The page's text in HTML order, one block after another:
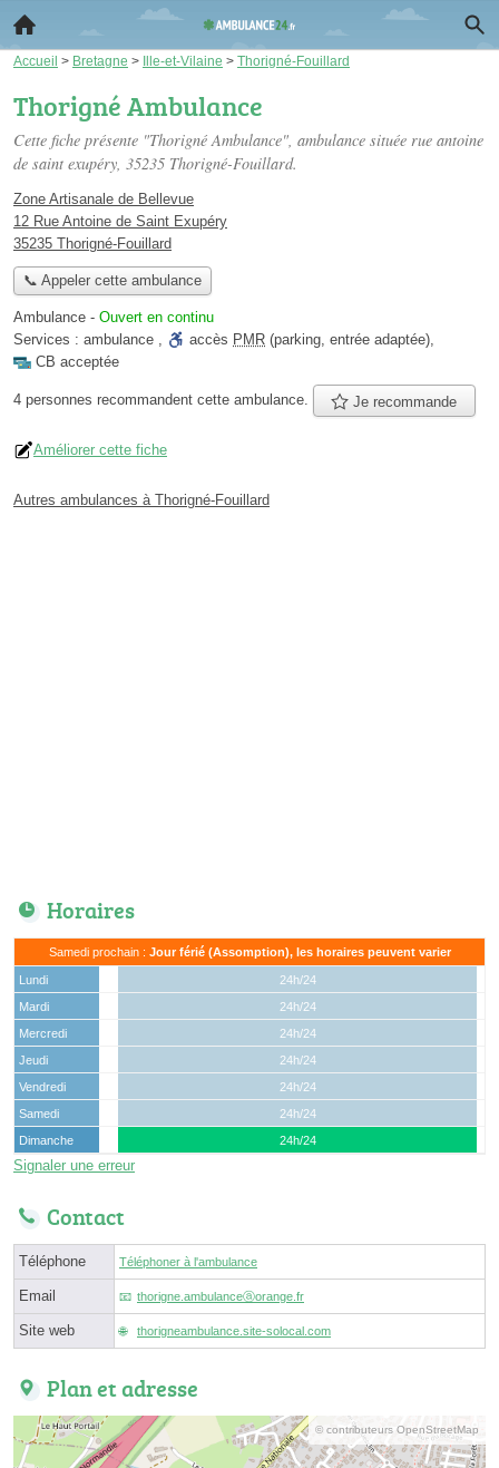
Accueil > Bretagne > Ille-et-Vilaine > Thorigné-Fouillard
Thorigné Ambulance
Cette fiche présente "Thorigné Ambulance", ambulance située rue antoine
de saint exupéry, 35235 Thorigné-Fouillard.
Zone Artisanale de Bellevue
12 Rue Antoine de Saint Exupéry
35235 Thorigné-Fouillard
📞 Appeler cette ambulance
Ambulance - Ouvert en continu
Services : ambulance , accès PMR (parking, entrée adaptée),
CB acceptée
4 personnes recommandent cette ambulance. Je recommande
Améliorer cette fiche
Autres ambulances à Thorigné-Fouillard
Horaires
Samedi prochain : Jour férié (Assomption), les horaires peuvent varier
Lundi
24h/24
Mardi
24h/24
Mercredi
24h/24
Jeudi
24h/24
Vendredi
24h/24
Samedi
24h/24
Dimanche
24h/24
Signaler une erreur
Contact
Téléphone Téléphoner à l'ambulance
Email thorigne.ambulanceⓐorange.fr
Site web thorigneambulance.site-solocal.com
Plan et adresse
© contributeurs OpenStreetMap